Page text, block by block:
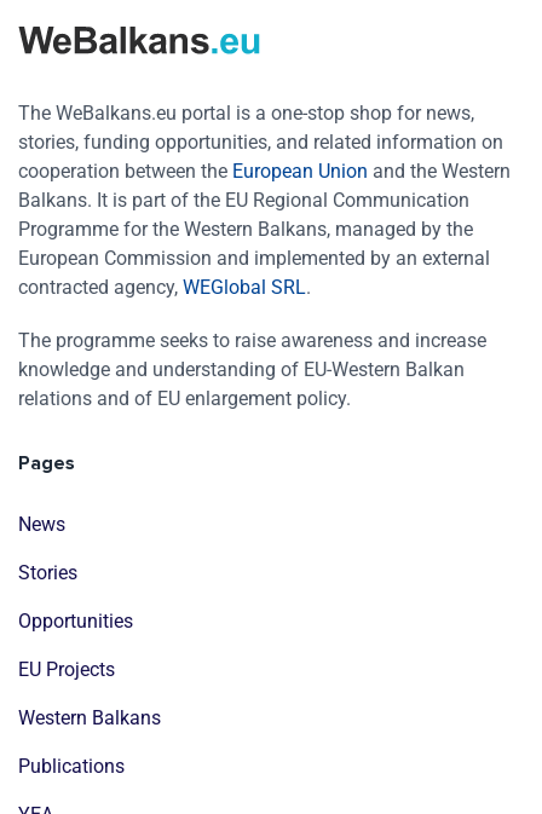
The WeBalkans.eu portal is a one-stop shop for news,
stories, funding opportunities, and related information on
cooperation between the European Union and the Western
Balkans. It is part of the EU Regional Communication
Programme for the Western Balkans, managed by the
European Commission and implemented by an external
contracted agency, WEGlobal SRL.
The programme seeks to raise awareness and increase
knowledge and understanding of EU-Western Balkan
relations and of EU enlargement policy.
Pages
News
Stories
Opportunities
EU Projects
Western Balkans
Publications